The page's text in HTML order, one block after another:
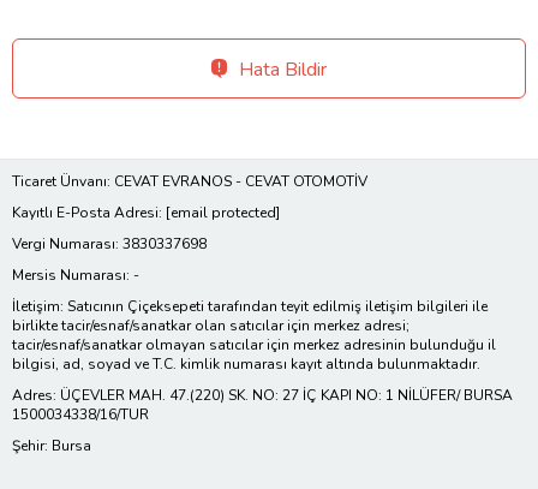
Hata Bildir
Ticaret Ünvanı: CEVAT EVRANOS - CEVAT OTOMOTİV
Kayıtlı E-Posta Adresi: [email protected]
Vergi Numarası: 3830337698
Mersis Numarası: -
İletişim: Satıcının Çiçeksepeti tarafından teyit edilmiş iletişim bilgileri ile
birlikte tacir/esnaf/sanatkar olan satıcılar için merkez adresi;
tacir/esnaf/sanatkar olmayan satıcılar için merkez adresinin bulunduğu il
bilgisi, ad, soyad ve T.C. kimlik numarası kayıt altında bulunmaktadır.
Adres: ÜÇEVLER MAH. 47.(220) SK. NO: 27 İÇ KAPI NO: 1 NİLÜFER/ BURSA
1500034338/16/TUR
Şehir: Bursa